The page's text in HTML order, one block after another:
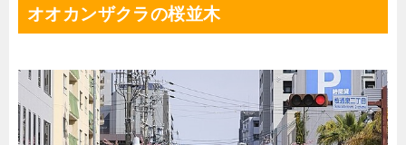
オオカンザクラの桜並木